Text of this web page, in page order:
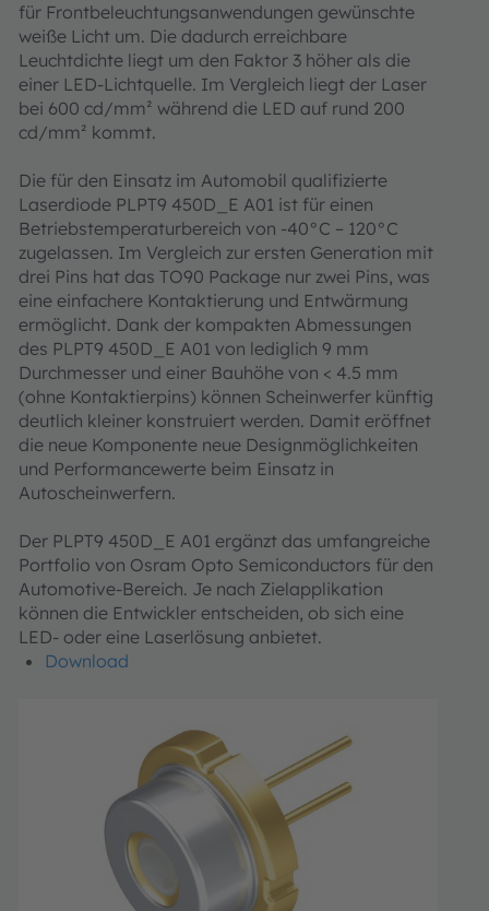
für Frontbeleuchtungsanwendungen gewünschte
weiße Licht um. Die dadurch erreichbare
Leuchtdichte liegt um den Faktor 3 höher als die
einer LED-Lichtquelle. Im Vergleich liegt der Laser
bei 600 cd/mm² während die LED auf rund 200
cd/mm² kommt.
Die für den Einsatz im Automobil qualifizierte
Laserdiode PLPT9 450D_E A01 ist für einen
Betriebstemperaturbereich von -40°C – 120°C
zugelassen. Im Vergleich zur ersten Generation mit
drei Pins hat das TO90 Package nur zwei Pins, was
eine einfachere Kontaktierung und Entwärmung
ermöglicht. Dank der kompakten Abmessungen
des PLPT9 450D_E A01 von lediglich 9 mm
Durchmesser und einer Bauhöhe von < 4.5 mm
(ohne Kontaktierpins) können Scheinwerfer künftig
deutlich kleiner konstruiert werden. Damit eröffnet
die neue Komponente neue Designmöglichkeiten
und Performancewerte beim Einsatz in
Autoscheinwerfern.
Der PLPT9 450D_E A01 ergänzt das umfangreiche
Portfolio von Osram Opto Semiconductors für den
Automotive-Bereich. Je nach Zielapplikation
können die Entwickler entscheiden, ob sich eine
LED- oder eine Laserlösung anbietet.
Download